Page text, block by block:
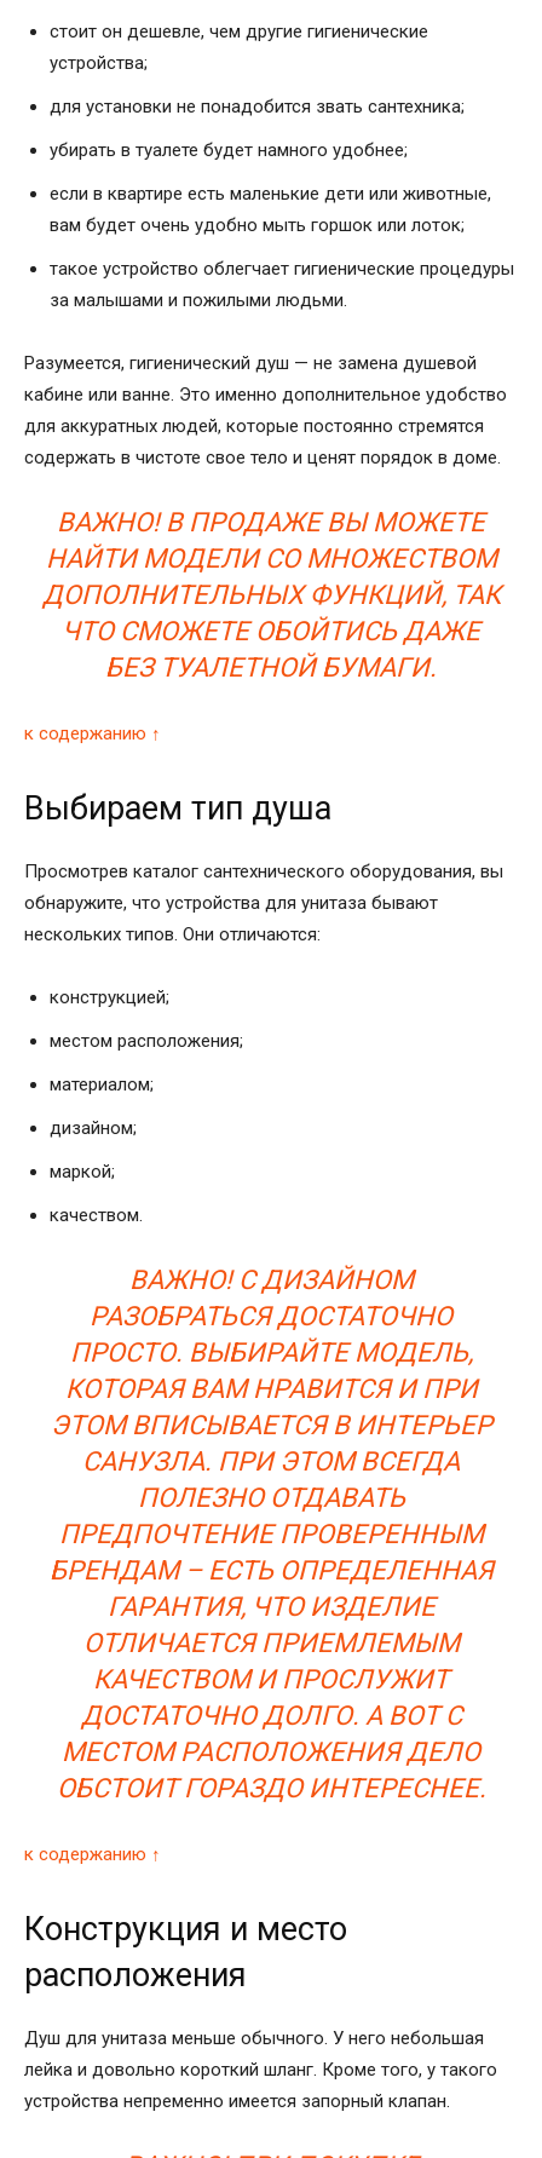
стоит он дешевле, чем другие гигиенические
устройства;
для установки не понадобится звать сантехника;
убирать в туалете будет намного удобнее;
если в квартире есть маленькие дети или животные,
вам будет очень удобно мыть горшок или лоток;
такое устройство облегчает гигиенические процедуры
за малышами и пожилыми людьми.
Разумеется, гигиенический душ — не замена душевой
кабине или ванне. Это именно дополнительное удобство
для аккуратных людей, которые постоянно стремятся
содержать в чистоте свое тело и ценят порядок в доме.
ВАЖНО! В ПРОДАЖЕ ВЫ МОЖЕТЕ
НАЙТИ МОДЕЛИ СО МНОЖЕСТВОМ
ДОПОЛНИТЕЛЬНЫХ ФУНКЦИЙ, ТАК
ЧТО СМОЖЕТЕ ОБОЙТИСЬ ДАЖЕ
БЕЗ ТУАЛЕТНОЙ БУМАГИ.
к содержанию ↑
Выбираем тип душа
Просмотрев каталог сантехнического оборудования, вы
обнаружите, что устройства для унитаза бывают
нескольких типов. Они отличаются:
конструкцией;
местом расположения;
материалом;
дизайном;
маркой;
качеством.
ВАЖНО! С ДИЗАЙНОМ
РАЗОБРАТЬСЯ ДОСТАТОЧНО
ПРОСТО. ВЫБИРАЙТЕ МОДЕЛЬ,
КОТОРАЯ ВАМ НРАВИТСЯ И ПРИ
ЭТОМ ВПИСЫВАЕТСЯ В ИНТЕРЬЕР
САНУЗЛА. ПРИ ЭТОМ ВСЕГДА
ПОЛЕЗНО ОТДАВАТЬ
ПРЕДПОЧТЕНИЕ ПРОВЕРЕННЫМ
БРЕНДАМ – ЕСТЬ ОПРЕДЕЛЕННАЯ
ГАРАНТИЯ, ЧТО ИЗДЕЛИЕ
ОТЛИЧАЕТСЯ ПРИЕМЛЕМЫМ
КАЧЕСТВОМ И ПРОСЛУЖИТ
ДОСТАТОЧНО ДОЛГО. А ВОТ С
МЕСТОМ РАСПОЛОЖЕНИЯ ДЕЛО
ОБСТОИТ ГОРАЗДО ИНТЕРЕСНЕЕ.
к содержанию ↑
Конструкция и место
расположения
Душ для унитаза меньше обычного. У него небольшая
лейка и довольно короткий шланг. Кроме того, у такого
устройства непременно имеется запорный клапан.